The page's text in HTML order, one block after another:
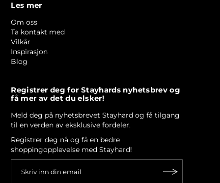
Les mer
Om oss
Ta kontakt med
Vilkår
Inspirasjon
Blog
Registrer deg for Stayhards nyhetsbrev og
få mer av det du elsker!
Meld deg på nyhetsbrevet Stayhard og få tilgang
til en verden av eksklusive fordeler.
Registrer deg nå og få en bedre
shoppingopplevelse med Stayhard!